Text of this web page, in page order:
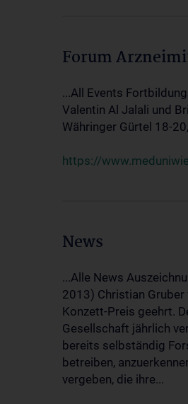
Forum
...All Events
Valentin Al Jalali und
Währinger Gürtel 18-
https://
News
...Alle News
2013) Christian
Konzett-Preis geehrt.
Gesellschaft jährlich
bereits selbständig
betreiben,
vergeben, die ihre...